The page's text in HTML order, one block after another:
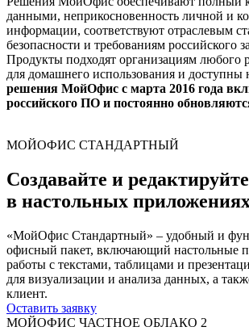
данными, неприкосновенность личной и
информации, соответствуют отраслевым
безопасности и требованиям российского
Продукты подходят организациям любого
для домашнего использования и доступны
решения МойОфис с марта 2016 года
российского ПО и постоянно
МОЙОФИС СТАНДАРТНЫЙ
Создавайте и
в настольных
«МойОфис Стандартный» – удобный и
офисный пакет, включающий настольные
работы с текстами, таблицами и
для визуализации и анализа данных, а
клиент.
Оставить заявку
МОЙОФИС ЧАСТНОЕ ОБЛАКО 2